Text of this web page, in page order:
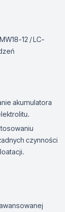
12 / LC-
akumulatora
czynności